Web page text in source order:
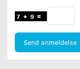
Send anmeldelse